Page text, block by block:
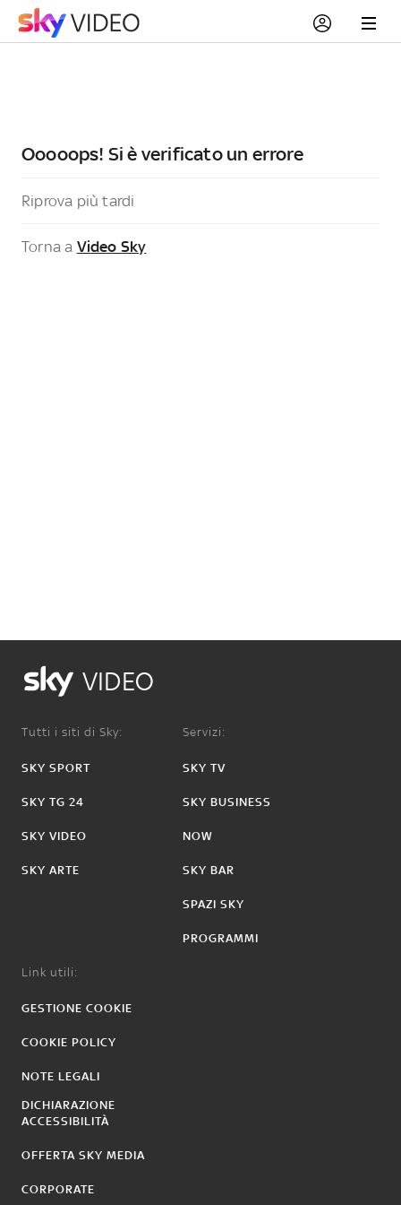
Ooooops! Si è verificato un errore
Riprova più tardi
Torna a Video Sky
VIDEO
Tutti i siti di Sky:
SKY SPORT
SKY TG 24
SKY VIDEO
SKY ARTE
Servizi:
SKY TV
SKY BUSINESS
NOW
SKY BAR
SPAZI SKY
PROGRAMMI
Link utili:
GESTIONE COOKIE
COOKIE POLICY
NOTE LEGALI
DICHIARAZIONE
ACCESSIBILITÀ
OFFERTA SKY MEDIA
CORPORATE